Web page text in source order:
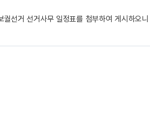
궐선거 선거사무 일정표를 첨부하여 게시하오